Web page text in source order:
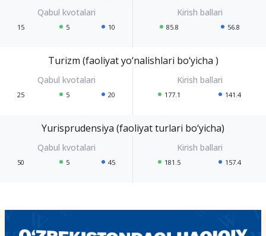
15 5 10 85.8 56.8
Turizm (faoliyat yo‘nalishlari bo‘yicha )
25 5 20 177.1 141.4
Yurisprudensiya (faoliyat turlari bo‘yicha)
50 5 45 181.5 157.4